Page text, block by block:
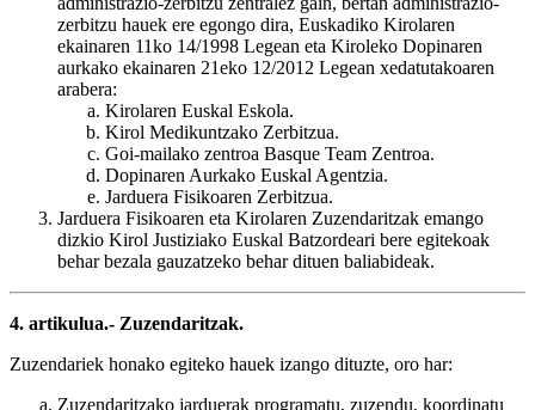
zerbitzu hauek ere egongo dira, Euskadiko Kirolaren
ekainaren 11ko 14/1998 Legean eta Kiroleko Dopinaren
aurkako ekainaren 21eko 12/2012 Legean xedatutakoaren
arabera:
Kirolaren Euskal Eskola.
Kirol Medikuntzako Zerbitzua.
Goi-mailako zentroa Basque Team Zentroa.
Dopinaren Aurkako Euskal Agentzia.
Jarduera Fisikoaren Zerbitzua.
Jarduera Fisikoaren eta Kirolaren Zuzendaritzak emango
dizkio Kirol Justiziako Euskal Batzordeari bere egitekoak
behar bezala gauzatzeko behar dituen baliabideak.
4. artikulua.- Zuzendaritzak.
Zuzendariek honako egiteko hauek izango dituzte, oro har:
Zuzendaritzako jarduerak programatu, zuzendu, koordinatu